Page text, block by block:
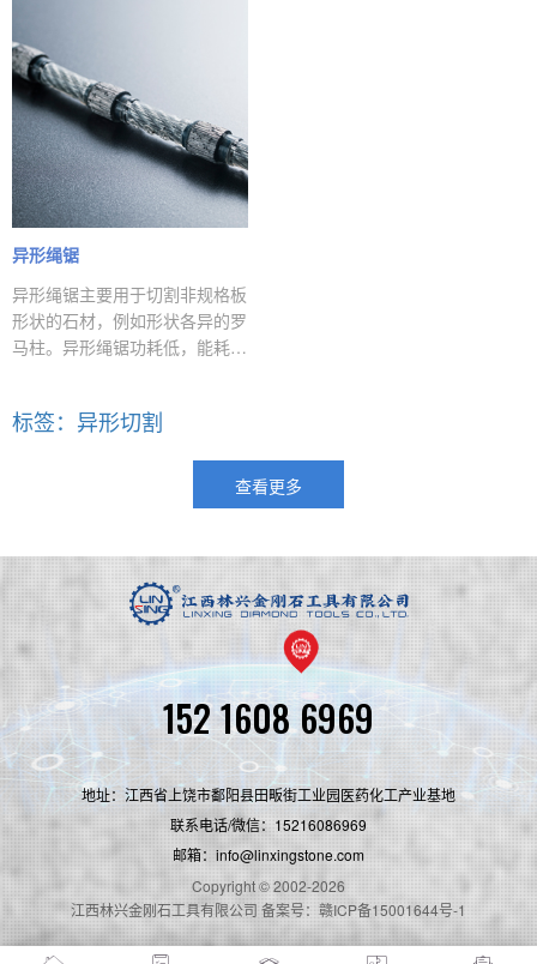
异形绳锯
异形绳锯主要用于切割非规格板
形状的石材，例如形状各异的罗
马柱。异形绳锯功耗低，能耗
标签：异形切割
查看更多
152 1608 6969
地址：江西省上饶市鄱阳县田畈街工业园医药化工产业基地
联系电话/微信：15216086969
邮箱：info@linxingstone.com
Copyright © 2002-2026
江西林兴金刚石工具有限公司 备案号：赣ICP备15001644号-1